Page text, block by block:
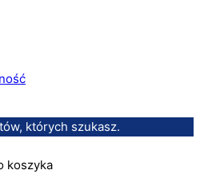
których szukasz.
koszyka